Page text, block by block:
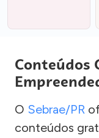
Conteúdos
O Sebrae/PR
conteúdos